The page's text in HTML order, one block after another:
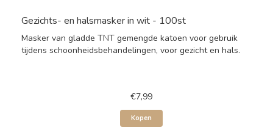
Gezichts- en halsmasker in wit - 100st
Masker van gladde TNT gemengde katoen voor gebruik
tijdens schoonheidsbehandelingen, voor gezicht en hals.
€7,99
Kopen